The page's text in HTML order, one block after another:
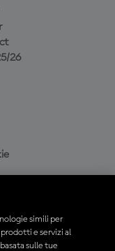
26
simili per
e servizi al
sulle tue